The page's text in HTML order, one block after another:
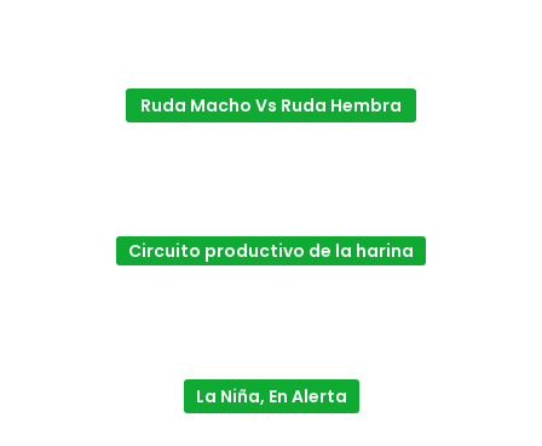
Ruda Macho Vs Ruda Hembra
Circuito productivo de la harina
La Niña, En Alerta